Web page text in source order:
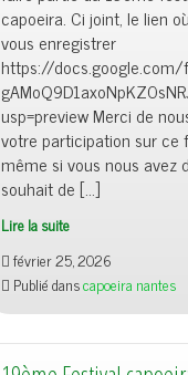
capoeira. Ci joint, le lien
vous enregistrer
https://
usp=preview Merci de
votre participation sur ce
même si vous nous avez
souhait de […]
Lire la suite
février 25, 2026
Publié danscapoeira nantes